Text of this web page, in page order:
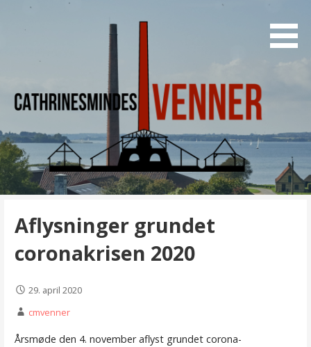
Cathrinesmindes Venner
Interesseorganisation til Teglværksmuseet
Aflysninger grundet
coronakrisen 2020
29. april 2020
cmvenner
Årsmøde den 4. november aflyst grundet corona-